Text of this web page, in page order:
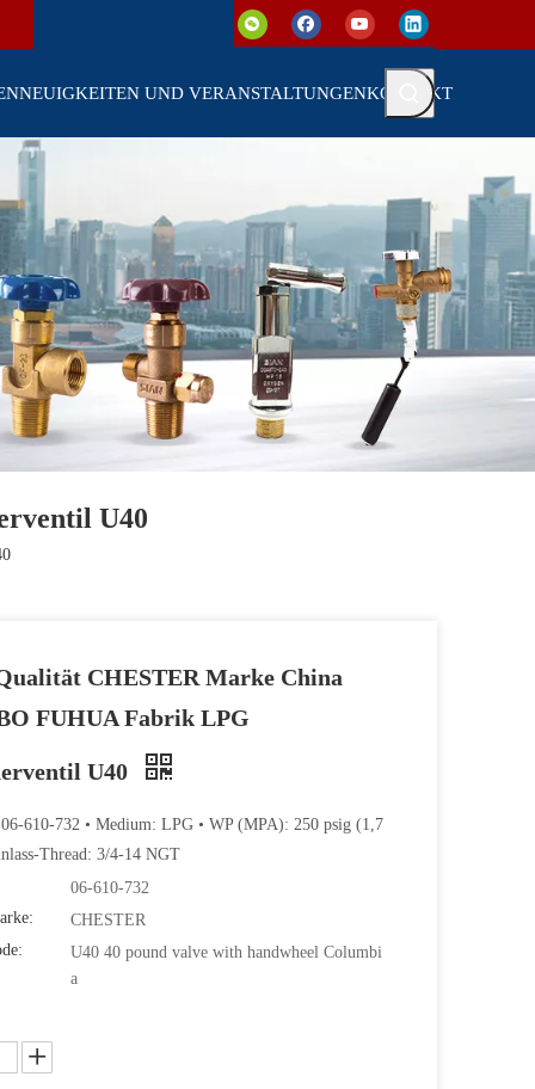
NEUIGKEITEN UND VERANSTALTUNGENKONTAKT
U40
CHESTER Marke China
FUHUA Fabrik LPG
U40
610-732 • Medium: LPG • WP (MPA): 250 psig (1,7
Thread: 3/4-14 NGT
06-610-732
CHESTER
U40 40 pound valve with handwheel Columbi
a